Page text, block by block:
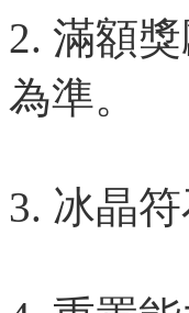
2. 滿額
為準。
3. 冰晶